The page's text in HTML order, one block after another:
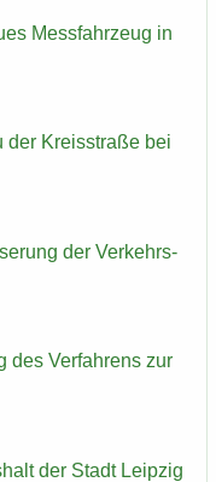
Mess­fahr­zeug in
der Kreis­stra­ße bei
der Ver­kehrs­
des Ver­fah­rens zur
der Stadt Leip­zig